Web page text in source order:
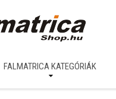
FALMATRICA KATEGÓRIÁK